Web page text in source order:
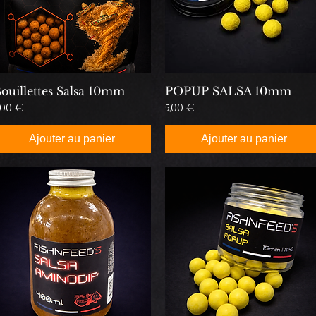
Salsa 10mm
€
Ajouter au panier
POPUP SALSA 10mm
Prix
5,00 €
Ajouter au panier